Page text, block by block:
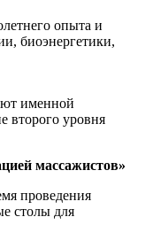
опыта и
биоэнергетики,
именной
второго уровня
массажистов»
проведения
столы для